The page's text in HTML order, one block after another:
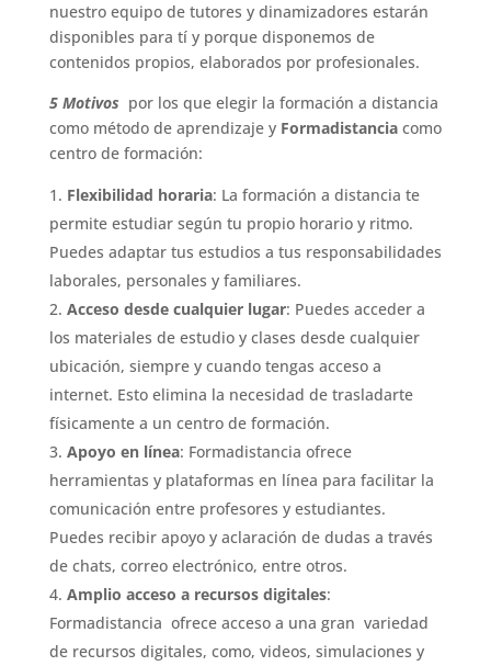
nuestro equipo de tutores y dinamizadores estarán
disponibles para tí y porque disponemos de
contenidos propios, elaborados por profesionales.
5 Motivos por los que elegir la formación a distancia
como método de aprendizaje y Formadistanciacomo
centro de formación:
Flexibilidad horaria: La formación a distancia te
permite estudiar según tu propio horario y ritmo.
Puedes adaptar tus estudios a tus responsabilidades
laborales, personales y familiares.
Acceso desde cualquier lugar: Puedes acceder a
los materiales de estudio y clases desde cualquier
ubicación, siempre y cuando tengas acceso a
internet. Esto elimina la necesidad de trasladarte
físicamente a un centro de formación.
Apoyo en línea: Formadistancia ofrece
herramientas y plataformas en línea para facilitar la
comunicación entre profesores y estudiantes.
Puedes recibir apoyo y aclaración de dudas a través
de chats, correo electrónico, entre otros.
Amplio acceso a recursos digitales:
Formadistancia ofrece acceso a una gran variedad
de recursos digitales, como, videos, simulaciones y